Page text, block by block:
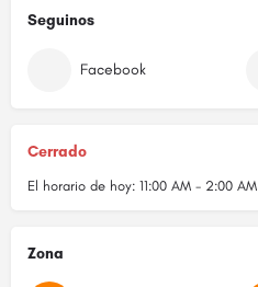
Seguinos
Facebook
Cerrado
El horario de hoy: 11:00 AM - 2:00 AM
Zona